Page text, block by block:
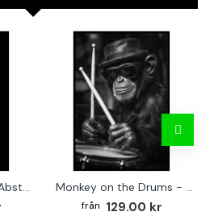
Lejonunge i Profil - Abstrakt poster i svartvitt Monkey on the Drums - Trendig poster
129.00 kr